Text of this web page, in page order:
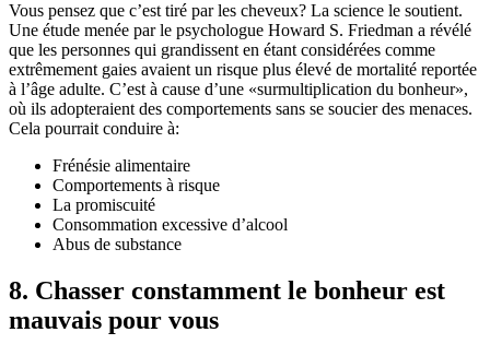
Vous pensez que c’est tiré par les cheveux? La science le soutient.
Une étude menée par le psychologue Howard S. Friedman a révélé
que les personnes qui grandissent en étant considérées comme
extrêmement gaies avaient un risque plus élevé de mortalité reportée
à l’âge adulte. C’est à cause d’une «surmultiplication du bonheur»,
où ils adopteraient des comportements sans se soucier des menaces.
Cela pourrait conduire à:
Frénésie alimentaire
Comportements à risque
La promiscuité
Consommation excessive d’alcool
Abus de substance
8. Chasser constamment le bonheur est
mauvais pour vous